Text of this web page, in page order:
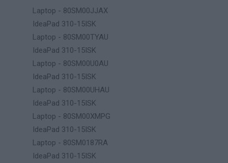
Laptop - 80SM00JJAX
IdeaPad 310-15ISK
Laptop - 80SM00TYAU
IdeaPad 310-15ISK
Laptop - 80SM00U0AU
IdeaPad 310-15ISK
Laptop - 80SM00UHAU
IdeaPad 310-15ISK
Laptop - 80SM00XMPG
IdeaPad 310-15ISK
Laptop - 80SM0187RA
IdeaPad 310-15ISK